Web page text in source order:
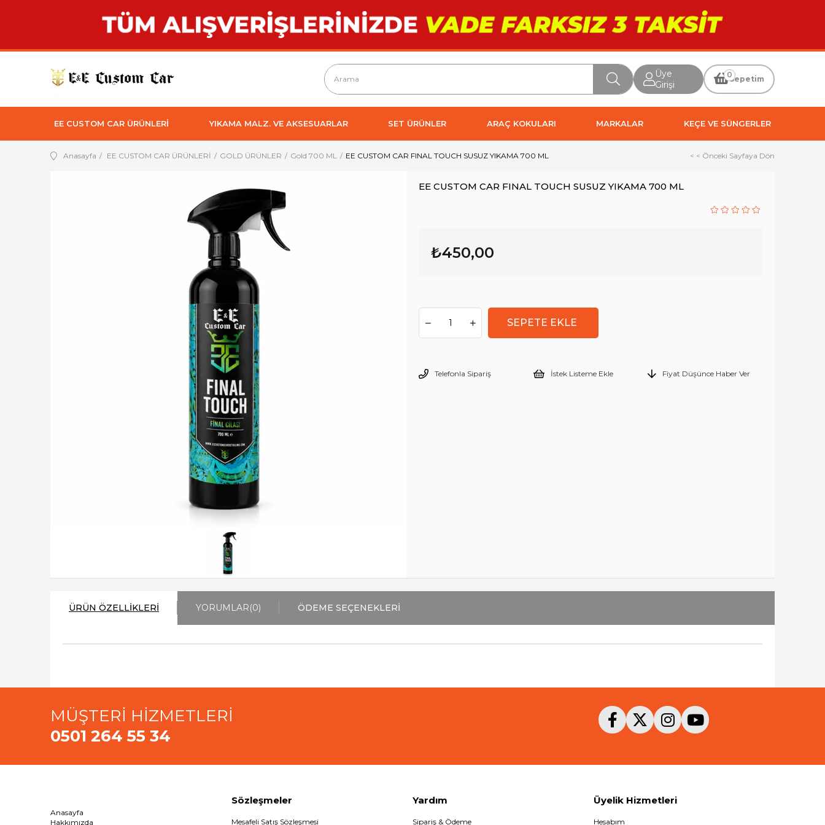
Üye
Girişi
Sepetim
0
EE CUSTOM CAR ÜRÜNLERİ YIKAMA MALZ. VE AKSESUARLAR SET ÜRÜNLER ARAÇ KOKULARI MARKALAR KEÇE VE SÜNGERLER
Anasayfa EE CUSTOM CAR ÜRÜNLERİ GOLD ÜRÜNLER Gold 700 ML EE CUSTOM CAR FINAL TOUCH SUSUZ YIKAMA 700 ML < < Önceki Sayfaya Dön
EE CUSTOM CAR FINAL TOUCH SUSUZ YIKAMA 700 ML
₺450,00
Telefonla Sipariş İstek Listeme Ekle Fiyat Düşünce Haber Ver
ÜRÜN ÖZELLIKLERI YORUMLAR(0) ÖDEME SEÇENEKLERI
MÜŞTERİ HİZMETLERİ
0501 264 55 34
Anasayfa
Hakkımızda
Sözleşmeler
Mesafeli Satış Sözleşmesi
Yardım
Sipariş & Ödeme
Üyelik Hizmetleri
Hesabım